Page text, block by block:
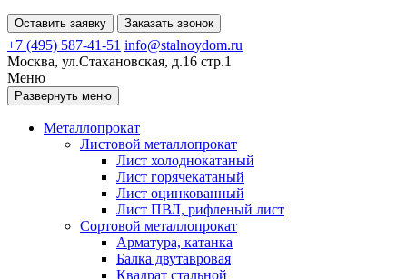
Оставить заявку Заказать звонок
+7 (495) 587-41-51 info@stalnoydom.ru
Москва, ул.Стахановская, д.16 стр.1
Меню
Развернуть меню
Металлопрокат
Листовой металлопрокат
Лист холоднокатаный
Лист горячекатаный
Лист оцинкованный
Лист ПВЛ, рифленый лист
Сортовой металлопрокат
Арматура, катанка
Балка двутавровая
Квадрат стальной